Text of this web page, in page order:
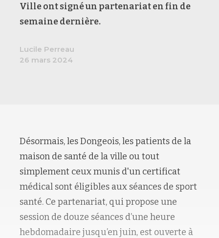
Ville ont signé un partenariat en fin de
semaine dernière.
Lucile Perreau
26 mars 2024
Désormais, les Dongeois, les patients de la
maison de santé de la ville ou tout
simplement ceux munis d'un certificat
médical sont éligibles aux séances de sport
santé. Ce partenariat, qui propose une
session de douze séances d’une heure
hebdomadaire jusqu’en juin, est ouverte à